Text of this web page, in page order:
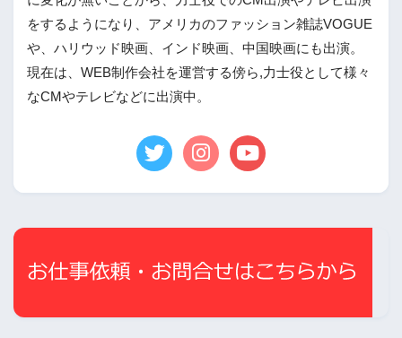
をするようになり、アメリカのファッション雑誌VOGUE
や、ハリウッド映画、インド映画、中国映画にも出演。
現在は、WEB制作会社を運営する傍ら,力士役として様々
なCMやテレビなどに出演中。